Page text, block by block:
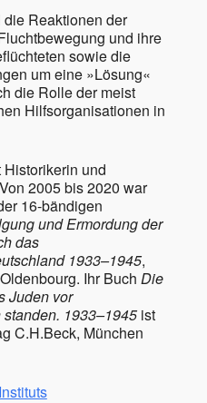
Reaktionen der
und ihre
sowie die
um eine »Lösung«
die Rolle der meist
Hilfsorganisationen in
und
2005 bis 2020 war
16-bändigen
und Ermordung der
das
1933–1945,
Ihr Buch Die
Juden vor
1933–1945ist
C.H.Beck, München